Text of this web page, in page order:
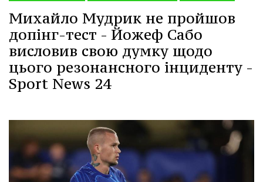
Михайло Мудрик не пройшов
допінг-тест - Йожеф Сабо
висловив свою думку щодо
цього резонансного інциденту -
Sport News 24